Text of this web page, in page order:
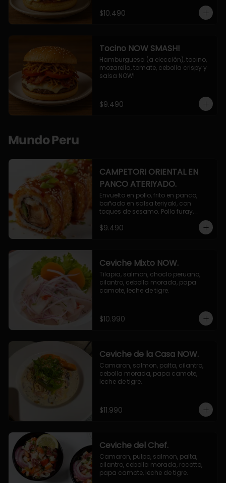
NOW!
$10.490
Tocino NOW SMASH!
Hamburguesa (a elección), tocino,
mozarella, tomate, cebolla crispy y
salsa NOW!
$9.490
Mundo Peru
CAMPETORI ORIENTAL EN
PANCO ATERIYADO.
Envuelto en pollo, frito en panco,
bañado en salsa teriyaki, con
toques de sesamo. Pollo furay,
queso, champiñon furay, cebollin.
$9.490
Ceviche Mixto NOW.
Tilapia, salmon, choclo peruano,
cilantro, cebolla morada, papa
camote, leche de tigre.
$10.990
Ceviche de la Casa NOW.
Camaron, salmon, palta, cilantro,
cebolla morada, papa camote,
leche de tigre.
$11.990
Ceviche del Chef.
Camaron, pulpo, salmon, palta,
cilantro, cebolla morada, rocotto,
papa camote, leche de tigre.